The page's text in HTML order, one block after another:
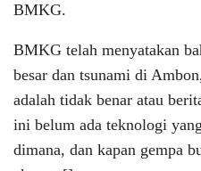
BMKG.
BMKG telah menyatakan
besar dan tsunami di
adalah tidak benar atau
ini belum ada teknologi
dimana, dan kapan gempa